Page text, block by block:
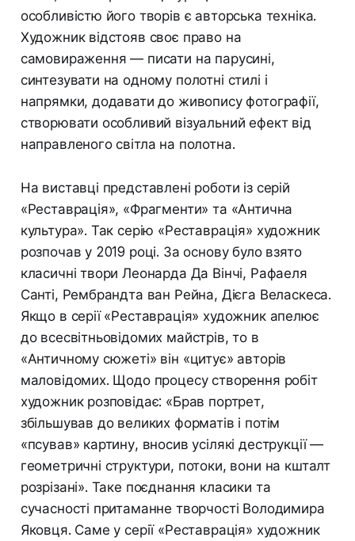
особливістю його творів є авторська техніка.
Художник відстояв своє право на
самовираження — писати на парусині,
синтезувати на одному полотні стилі і
напрямки, додавати до живопису фотографії,
створювати особливий візуальний ефект від
направленого світла на полотна.
На виставці представлені роботи із серій
«Реставрація», «Фрагменти» та «Антична
культура». Так серію «Реставрація» художник
розпочав у 2019 році. За основу було взято
класичні твори Леонарда Да Вінчі, Рафаеля
Санті, Рембрандта ван Рейна, Дієга Веласкеса.
Якщо в серії «Реставрація» художник апелює
до всесвітньовідомих майстрів, то в
«Античному сюжеті» він «цитує» авторів
маловідомих. Щодо процесу створення робіт
художник розповідає: «Брав портрет,
збільшував до великих форматів і потім
«псував» картину, вносив усілякі деструкції —
геометричні структури, потоки, вони на кшталт
розрізані». Таке поєднання класики та
сучасності притаманне творчості Володимира
Яковця. Саме у серії «Реставрація» художник